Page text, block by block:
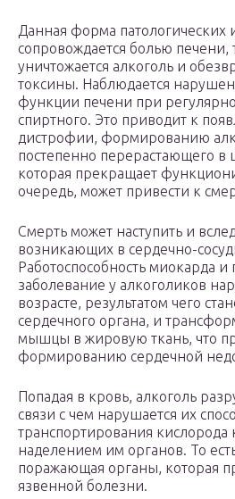
Данная форма патологических
сопровождается болью
уничтожается алкоголь и
токсины. Наблюдается
функции печени при
спиртного. Это приводит к
дистрофии, формированию
постепенно перерастающего в
которая прекращает
очередь, может привести к
Смерть может наступить и
возникающих в сердечно-
Работоспособность миокарда и
заболевание у алкоголиков
возрасте, результатом чего
сердечного органа, и
мышцы в жировую ткань, что
формированию сердечной
Попадая в кровь, алкоголь
связи с чем нарушается их
транспортирования кислорода
наделением им органов. То
поражающая органы, которая
язвенной болезни.